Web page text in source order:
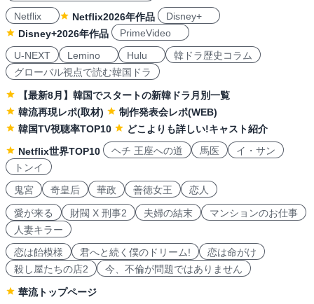
Netflix
Netflix2026年作品
Disney+
Disney+2026年作品
PrimeVideo
U-NEXT
Lemino Hulu
韓ドラ歴史コラム
グローバル視点で読む韓国ドラ
【最新8月】韓国でスタートの新韓ドラ月別一覧
韓流再現レポ(取材)
制作発表会レポ(WEB)
韓国TV視聴率TOP10
どこよりも詳しい!キャスト紹介
Netflix世界TOP10
ヘチ 王座への道 馬医
イ・サン
トンイ
鬼宮
奇皇后 華政 善徳女王 恋人
愛が来る 財閥 X 刑事2 夫婦の結末
マンションのお仕事
人妻キラー
恋は飴模様
君へと続く僕のドリーム!
恋は命がけ
殺し屋たちの店2
今、不倫が問題ではありません
華流トップページ